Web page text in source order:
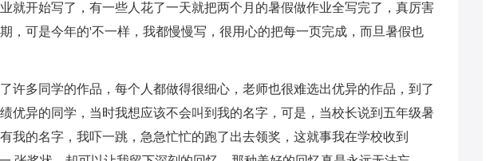
就开始写了，有一些人花了一天就把两个月的暑假做作业全写完了，真厉害
，可是今年的'不一样，我都慢慢写，很用心的把每一页完成，而旦暑假也
许多同学的作品，每个人都做得很细心，老师也很难选出优异的作品，到了
优异的同学，当时我想应该不会叫到我的名字，可是，当校长说到五年级暑
我的名字，我吓一跳，急急忙忙的跑了出去领奖，这就事我在学校收到